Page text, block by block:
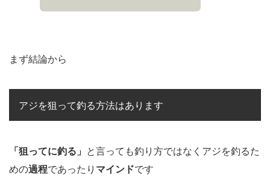
まず結論から
アジを狙って釣る方法はあります
「狙ってに釣る」 と言っても釣り方ではなくアジを釣るた
めの過程であったり マインドです